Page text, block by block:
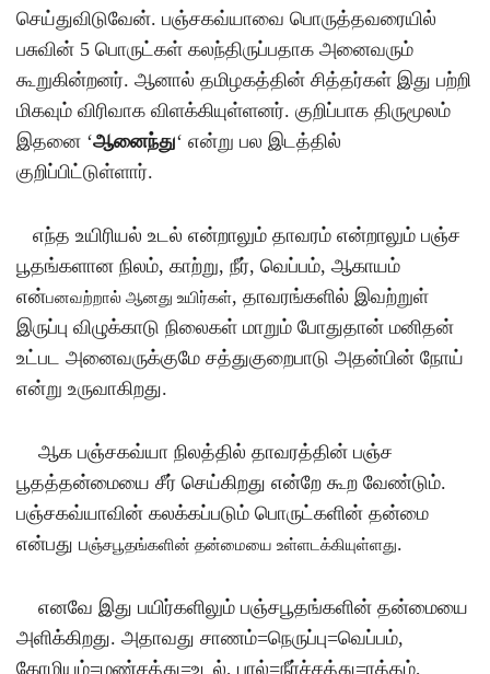
செய்துவிடுவேன். பஞ்சகவ்யாவை பொருத்தவரையில்
பசுவின் 5 பொருட்கள் கலந்திருப்பதாக அனைவரும்
கூறுகின்றனர். ஆனால் தமிழகத்தின் சித்தர்கள் இது பற்றி
மிகவும் விரிவாக விளக்கியுள்ளனர். குறிப்பாக திருமூலம்
இதனை ‘ஆனைந்து‘ என்று பல இடத்தில்
குறிப்பிட்டுள்ளார்.
எந்த உயிரியல் உடல் என்றாலும் தாவரம் என்றாலும் பஞ்ச
பூதங்களான நிலம், காற்று, நீர், வெப்பம், ஆகாயம்
என்பனவற்றால் ஆனது உயிர்கள், தாவரங்களில் இவற்றுள்
இருப்பு விழுக்காடு நிலைகள் மாறும் போதுதான் மனிதன்
உட்பட அனைவருக்குமே சத்துகுறைபாடு அதன்பின் நோய்
என்று உருவாகிறது.
ஆக பஞ்சகவ்யா நிலத்தில் தாவரத்தின் பஞ்ச
பூதத்தன்மையை சீர் செய்கிறது என்றே கூற வேண்டும்.
பஞ்சகவ்யாவின் கலக்கப்படும் பொருட்களின் தன்மை
என்பது பஞ்சபூதங்களின் தன்மையை உள்ளடக்கியுள்ளது.
எனவே இது பயிர்களிலும் பஞ்சபூதங்களின் தன்மையை
அளிக்கிறது. அதாவது சாணம்=நெருப்பு=வெப்பம்,
கோமியம்=மண்சத்து=உடல், பால்=நீர்ச்சத்து=ரத்தம்,